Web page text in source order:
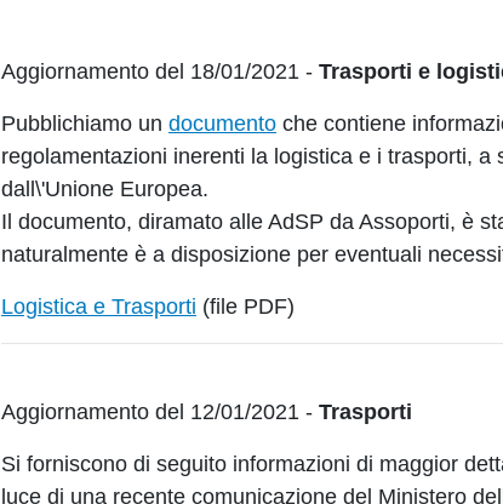
Aggiornamento del 18/01/2021 - Trasporti e
Pubblichiamo un documento che contiene
regolamentazioni inerenti la logistica e i trasporti,
dall\'Unione Europea.
Il documento, diramato alle AdSP da Assoporti, è
naturalmente è a disposizione per eventuali
Logistica e Trasporti (file PDF)
Aggiornamento del 12/01/2021 - Trasporti
Si forniscono di seguito informazioni di maggior
luce di una recente comunicazione del Ministero